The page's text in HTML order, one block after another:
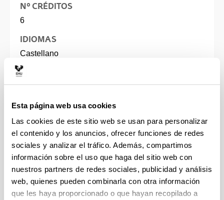
Esta página web usa cookies
Las cookies de este sitio web se usan para personalizar
el contenido y los anuncios, ofrecer funciones de redes
sociales y analizar el tráfico. Además, compartimos
información sobre el uso que haga del sitio web con
nuestros partners de redes sociales, publicidad y análisis
web, quienes pueden combinarla con otra información
que les haya proporcionado o que hayan recopilado a
Nº CRÉDITOS
6
IDIOMAS
Castellano
Euskera
CÓDIGO
25846
DocenciaAlternar navegación